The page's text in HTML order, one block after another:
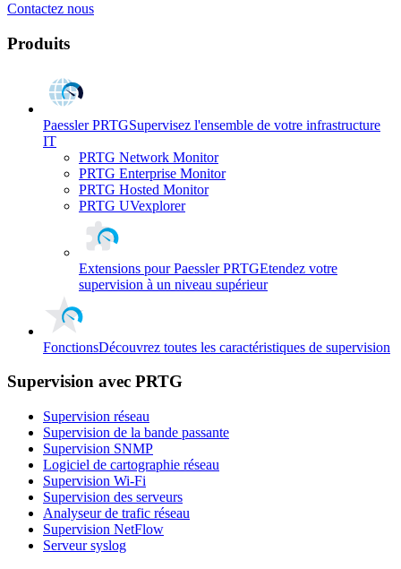
Contactez nous
Produits
Paessler PRTGSupervisez l'ensemble de votre infrastructure
IT
PRTG Network Monitor
PRTG Enterprise Monitor
PRTG Hosted Monitor
PRTG UVexplorer
Extensions pour Paessler PRTGEtendez votre
supervision à un niveau supérieur
FonctionsDécouvrez toutes les caractéristiques de supervision
Supervision avec PRTG
Supervision réseau
Supervision de la bande passante
Supervision SNMP
Logiciel de cartographie réseau
Supervision Wi-Fi
Supervision des serveurs
Analyseur de trafic réseau
Supervision NetFlow
Serveur syslog